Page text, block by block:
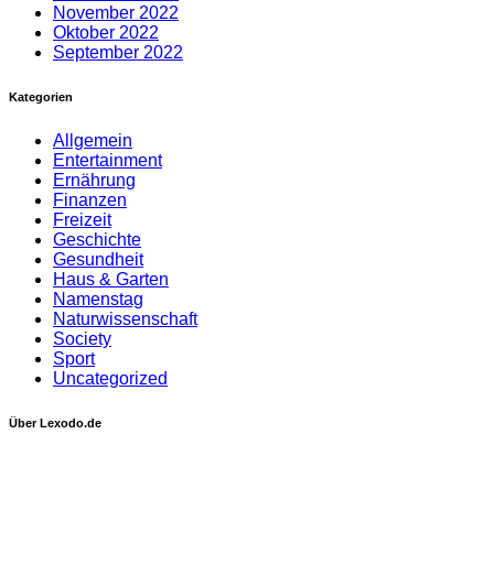
November 2022
Oktober 2022
September 2022
Kategorien
Allgemein
Entertainment
Ernährung
Finanzen
Freizeit
Geschichte
Gesundheit
Haus & Garten
Namenstag
Naturwissenschaft
Society
Sport
Uncategorized
Über Lexodo.de